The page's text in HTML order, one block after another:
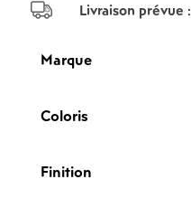
Livraison prévue :
Marque
Coloris
Finition